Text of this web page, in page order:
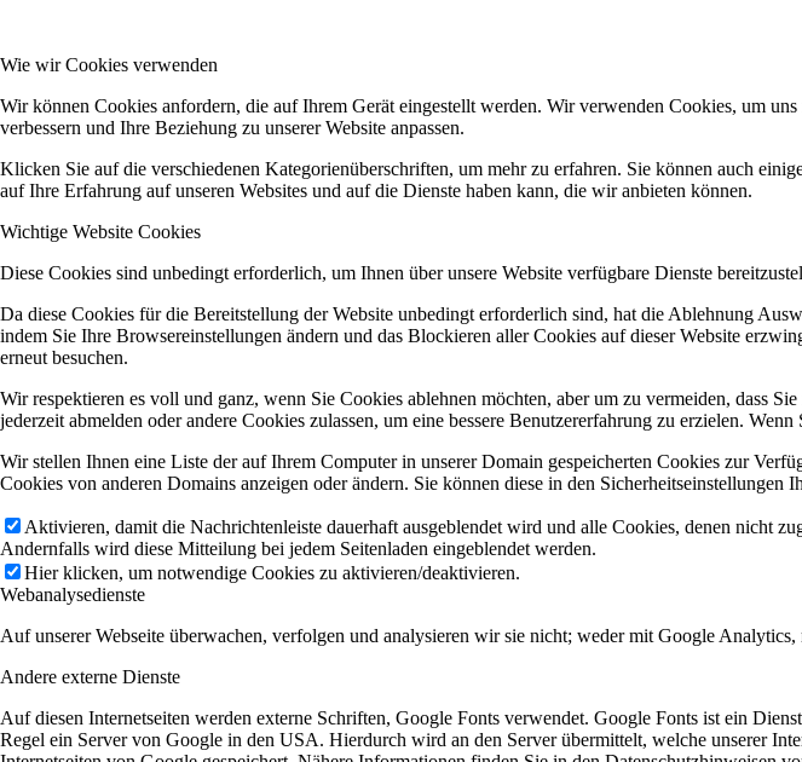
Wie wir Cookies verwenden
Wir können Cookies anfordern, die auf Ihrem Gerät eingestellt werden. Wir verwenden Cookies, um
verbessern und Ihre Beziehung zu unserer Website anpassen.
Klicken Sie auf die verschiedenen Kategorienüberschriften, um mehr zu erfahren. Sie können auch
auf Ihre Erfahrung auf unseren Websites und auf die Dienste haben kann, die wir anbieten können.
Wichtige Website Cookies
Diese Cookies sind unbedingt erforderlich, um Ihnen über unsere Website verfügbare Dienste
Da diese Cookies für die Bereitstellung der Website unbedingt erforderlich sind, hat die Ablehnung
indem Sie Ihre Browsereinstellungen ändern und das Blockieren aller Cookies auf dieser Website
erneut besuchen.
Wir respektieren es voll und ganz, wenn Sie Cookies ablehnen möchten, aber um zu vermeiden, dass
jederzeit abmelden oder andere Cookies zulassen, um eine bessere Benutzererfahrung zu erzielen.
Wir stellen Ihnen eine Liste der auf Ihrem Computer in unserer Domain gespeicherten Cookies zur
Cookies von anderen Domains anzeigen oder ändern. Sie können diese in den Sicherheitseinstellungen
Aktivieren, damit die Nachrichtenleiste dauerhaft ausgeblendet wird und alle Cookies, denen nicht
Andernfalls wird diese Mitteilung bei jedem Seitenladen eingeblendet werden.
Hier klicken, um notwendige Cookies zu aktivieren/deaktivieren.
Webanalysedienste
Auf unserer Webseite überwachen, verfolgen und analysieren wir sie nicht; weder mit Google
Andere externe Dienste
Auf diesen Internetseiten werden externe Schriften, Google Fonts verwendet. Google Fonts ist ein
Regel ein Server von Google in den USA. Hierdurch wird an den Server übermittelt, welche unserer